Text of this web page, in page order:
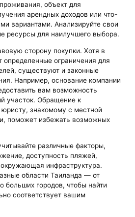
объект для
арендных доходов или что-
вариантами. Анализируйте свои
ресурсы для наилучшего выбора.
сторону покупки. Хотя в
ограничения для
существуют и законные
Например, основание компании
вам возможность
участок. Обращение к
знакомому с местной
поможет избежать возможных
различные факторы,
доступность пляжей,
инфраструктура.
области Таиланда — от
больших городов, чтобы найти
соответствует вашим